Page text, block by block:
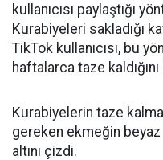
kullanıcısı paylaştığı
Kurabiyeleri sakladığı
TikTok kullanıcısı, bu
haftalarca taze
Kurabiyelerin taze
gereken ekmeğin
altını çizdi.